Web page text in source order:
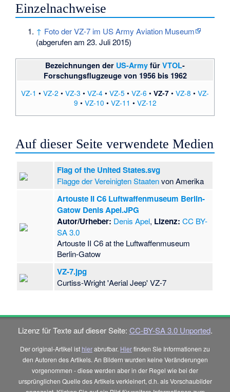
Einzelnachweise
↑ Foto der VZ-7 im US Army Aviation Museum
(abgerufen am 23. Juli 2015)
Bezeichnungen der US-Army für VTOL-
Forschungsflugzeugevon 1956 bis 1962
VZ-1 •VZ-2 •VZ-3 •VZ-4 •VZ-5 •VZ-6 •VZ-7 •VZ-8 •VZ-
9 • VZ-10 • VZ-11 • VZ-12
Auf dieser Seite verwendete Medien
Flag of the United States.svg
Flagge der Vereinigten Staatenvon Amerika
Artouste II C6 Luftwaffenmuseum Berlin-
Gatow Denis Apel.JPG
Autor/Urheber: Denis Apel, Lizenz: CC BY-
SA 3.0
Artouste II C6 at the Luftwaffenmuseum
Berlin-Gatow
VZ-7.jpg
Curtiss-Wright 'Aerial Jeep' VZ-7
Lizenz für Texte auf dieser Seite: CC-BY-SA 3.0 Unported.
Der original-Artikel ist hierabrufbar. Hierfinden Sie Informationen zu
den Autoren des Artikels. An Bildern wurden keine Veränderungen
vorgenommen - diese werden aber in der Regel wie bei der
ursprünglichen Quelle des Artikels verkleinert, d.h. als Vorschaubilder